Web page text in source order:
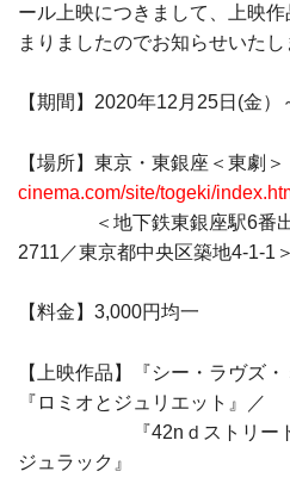
ール上映につきまして、上映
まりましたのでお知らせいたし
【期間】2020年12月25日(金
【場所】東京・東銀座＜東劇
cinema.com/site/togeki/
＜地下鉄東銀座駅6番出
2711／東京都中央区築地4-1-1＞
【料金】3,000円均一
【上映作品】『シー・ラヴズ
『ロミオとジュリエット』／
『42nｄストリート』
ジュラック』